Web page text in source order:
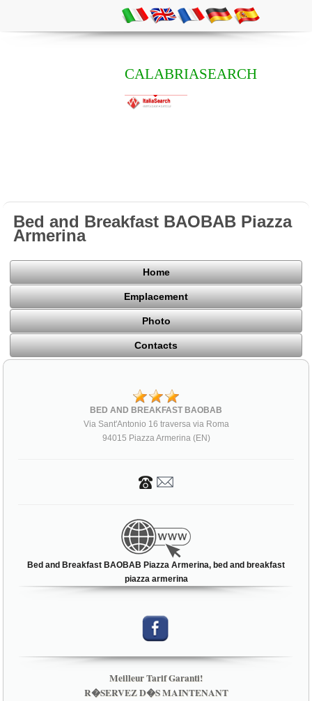
CALABRIASEARCH
Bed and Breakfast BAOBAB Piazza
Armerina
Home
Emplacement
Photo
Contacts
BED AND BREAKFAST BAOBAB
Via Sant'Antonio 16 traversa via Roma
94015 Piazza Armerina (EN)
Bed and Breakfast BAOBAB Piazza Armerina, bed and breakfast
piazza armerina
Meilleur Tarif Garanti!
R�SERVEZ D�S MAINTENANT